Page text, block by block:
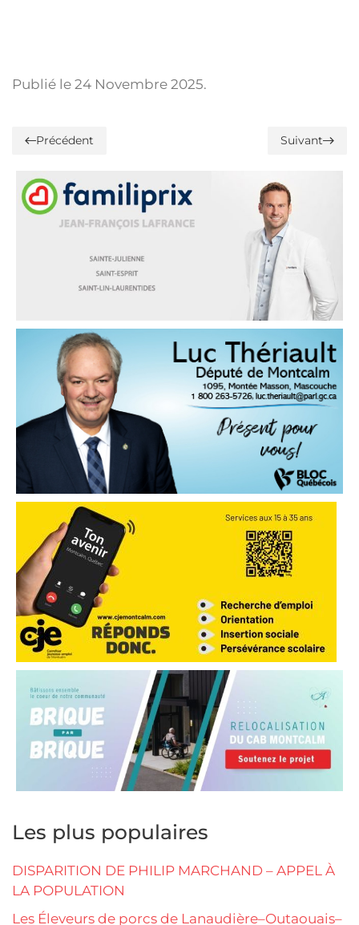
Publié le 24 Novembre 2025.
Précédent Suivant
Les plus populaires
DISPARITION DE PHILIP MARCHAND – APPEL À
LA POPULATION
Les Éleveurs de porcs de Lanaudière–Outaouais–